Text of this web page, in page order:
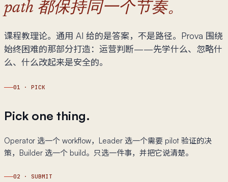
path 都保持同一个节奏。
课程教理论。通用 AI 给的是答案，不是路径。Prova 围绕
始终困难的那部分打造：运营判断——先学什么、忽略什
么、什么改起来是安全的。
01 · PICK
Pick one thing.
Operator 选一个 workflow，Leader 选一个需要 pilot 验证的决
策，Builder 选一个 build。只选一件事，并把它说清楚。
02 · SUBMIT